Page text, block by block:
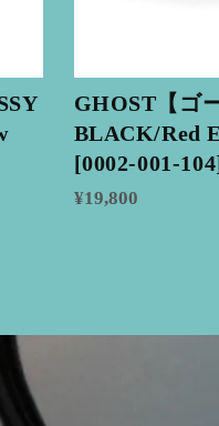
GHOST【ゴ
BLACK/Red
[0002-001-
¥19,800